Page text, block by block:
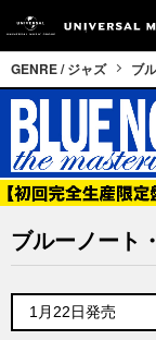
GENRE / ジャズ ブ
ブルーノート